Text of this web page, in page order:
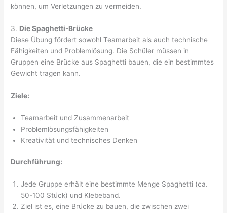
können, um Verletzungen zu vermeiden.
3. Die Spaghetti-Brücke
Diese Übung fördert sowohl Teamarbeit als auch technische
Fähigkeiten und Problemlösung. Die Schüler müssen in
Gruppen eine Brücke aus Spaghetti bauen, die ein bestimmtes
Gewicht tragen kann.
Ziele:
Teamarbeit und Zusammenarbeit
Problemlösungsfähigkeiten
Kreativität und technisches Denken
Durchführung:
Jede Gruppe erhält eine bestimmte Menge Spaghetti (ca.
50-100 Stück) und Klebeband.
Ziel ist es, eine Brücke zu bauen, die zwischen zwei